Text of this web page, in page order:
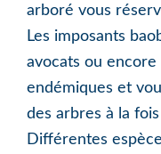
arboré vous
Les imposants
avocats ou encore
endémiques et
des arbres à la
Différentes